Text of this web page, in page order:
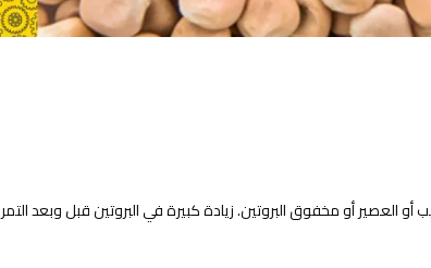
أو العصير أو مخفوق البروتين. زيادة كبيرة في البروتين قبل وبعد